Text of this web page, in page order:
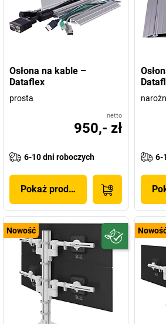
Osłona na kable –
Dataflex
prosta
netto
950,- zł
6-10 dni roboczych
Pokaż produkt
6-
Nowość